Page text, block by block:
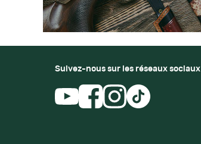
Suivez-nous sur les réseaux sociaux